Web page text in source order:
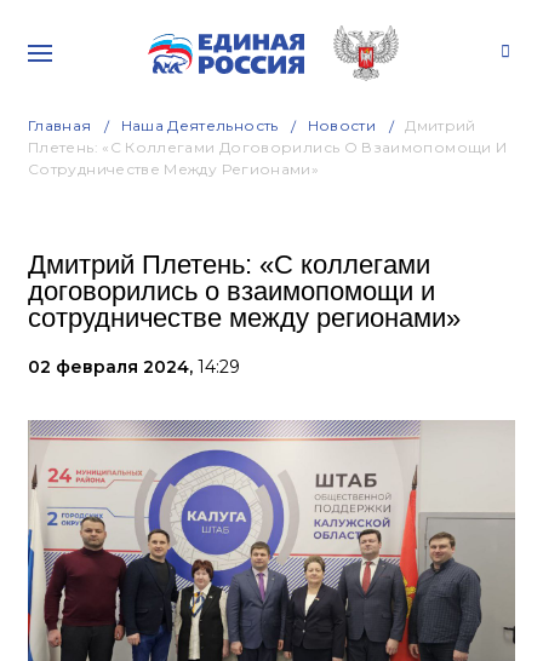
Главная Наша Деятельность Новости
Дмитрий
Плетень: «С Коллегами Договорились О Взаимопомощи И
Сотрудничестве Между Регионами»
Дмитрий Плетень: «С коллегами
договорились о взаимопомощи и
сотрудничестве между регионами»
02 февраля 2024, 14:29